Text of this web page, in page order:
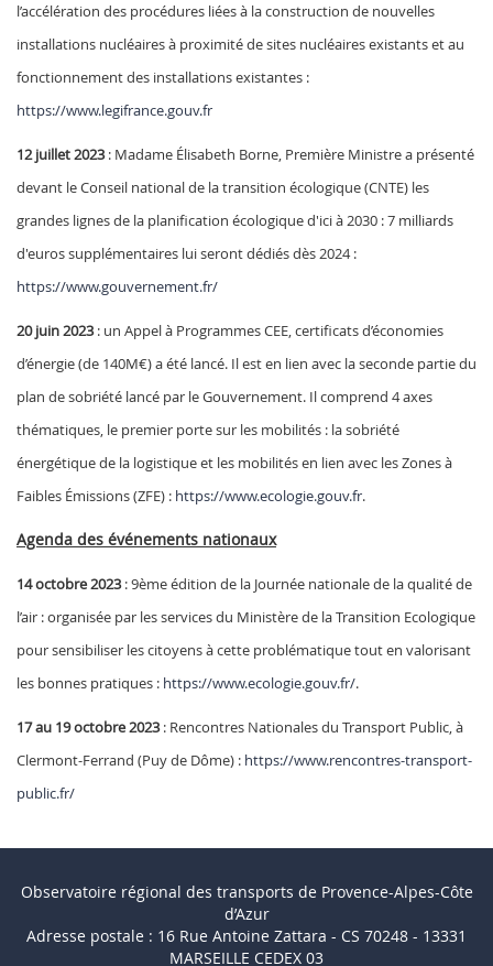
l’accélération des procédures liées à la construction de nouvelles
installations nucléaires à proximité de sites nucléaires existants et au
fonctionnement des installations existantes :
https://www.legifrance.gouv.fr
12 juillet 2023: Madame Élisabeth Borne, Première Ministre a présenté
devant le Conseil national de la transition écologique (CNTE) les
grandes lignes de la planification écologique d'ici à 2030 : 7 milliards
d'euros supplémentaires lui seront dédiés dès 2024 :
https://www.gouvernement.fr/
20 juin 2023: un Appel à Programmes CEE, certificats d’économies
d’énergie (de 140M€) a été lancé. Il est en lien avec la seconde partie du
plan de sobriété lancé par le Gouvernement. Il comprend 4 axes
thématiques, le premier porte sur les mobilités : la sobriété
énergétique de la logistique et les mobilités en lien avec les Zones à
Faibles Émissions (ZFE) : https://www.ecologie.gouv.fr.
Agenda des événements nationaux
14 octobre 2023: 9ème édition de la Journée nationale de la qualité de
l’air : organisée par les services du Ministère de la Transition Ecologique
pour sensibiliser les citoyens à cette problématique tout en valorisant
les bonnes pratiques : https://www.ecologie.gouv.fr/.
17 au 19 octobre 2023: Rencontres Nationales du Transport Public, à
Clermont-Ferrand (Puy de Dôme) : https://www.rencontres-transport-
public.fr/
Observatoire régional des transports de Provence-Alpes-Côte
d’Azur
Adresse postale : 16 Rue Antoine Zattara - CS 70248 - 13331
MARSEILLE CEDEX 03